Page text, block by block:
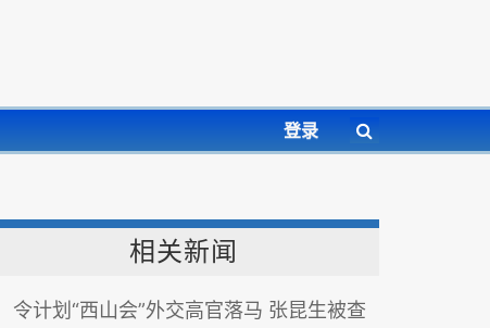
登录
相关新闻
令计划“西山会”外交高官落马 张昆生被查